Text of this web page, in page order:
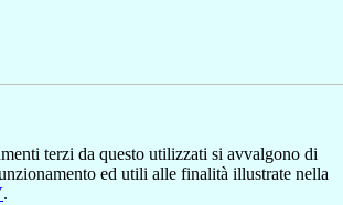
terzi da questo utilizzati si avvalgono di
ed utili alle finalità illustrate nella
.